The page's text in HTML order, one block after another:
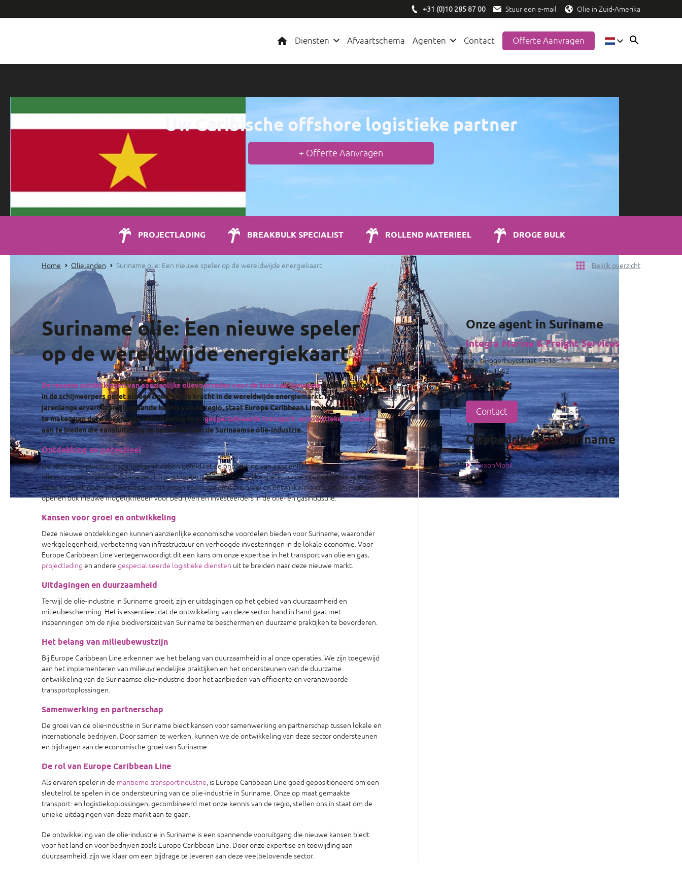
+31 (0)10 285 87 00 Stuur een e-mail Olie in Zuid-Amerika
HomeDiensten Afvaartschema Agenten Contact Offerte Aanvragen
Uw Caribische offshore logistieke partner
+ Offerte Aanvragen
PROJECTLADING BREAKBULK SPECIALIST ROLLEND MATERIEEL DROGE BULK
Home Olielanden Suriname olie: Een nieuwe speler op de wereldwijde energiekaart Bekijk overzicht
Suriname olie: Een nieuwe speler
op de wereldwijde energiekaart
De recente ontdekkingen van aanzienlijke olievoorraden voor de kust van Surinamehebben het land
in de schijnwerpers gezet als een opkomende kracht in de wereldwijde energiemarkt. Met onze
jarenlange ervaring en diepgaande kennis van de regio, staat Europe Caribbean Line klaar om deel uit
te maken van deze spannende ontwikkeling doorgespecialiseerde transport- en logistieke diensten
aan te bieden die aansluiten bij de behoeften van de Surinaamse olie-industrie.
Ontdekking en potentieel
De recente exploratie-inspanningen hebben geleid tot de ontdekking van aanzienlijke offshore
olievoorraden, waarmee Suriname zich positioneert als een belangrijke speler op de internationale oliemarkt.
Deze ontdekkingen bieden niet alleen kansen voor economische groei en ontwikkeling in Suriname, maar
openen ook nieuwe mogelijkheden voor bedrijven en investeerders in de olie- en gasindustrie.
Kansen voor groei en ontwikkeling
Deze nieuwe ontdekkingen kunnen aanzienlijke economische voordelen bieden voor Suriname, waaronder
werkgelegenheid, verbetering van infrastructuur en verhoogde investeringen in de lokale economie. Voor
Europe Caribbean Line vertegenwoordigt dit een kans om onze expertise in het transport van olie en gas,
projectlading en andere gespecialiseerde logistieke diensten uit te breiden naar deze nieuwe markt.
Uitdagingen en duurzaamheid
Terwijl de olie-industrie in Suriname groeit, zijn er uitdagingen op het gebied van duurzaamheid en
milieubescherming. Het is essentieel dat de ontwikkeling van deze sector hand in hand gaat met
inspanningen om de rijke biodiversiteit van Suriname te beschermen en duurzame praktijken te bevorderen.
Het belang van milieubewustzijn
Bij Europe Caribbean Line erkennen we het belang van duurzaamheid in al onze operaties. We zijn toegewijd
aan het implementeren van milieuvriendelijke praktijken en het ondersteunen van de duurzame
ontwikkeling van de Surinaamse olie-industrie door het aanbieden van efficiënte en verantwoorde
transportoplossingen.
Samenwerking en partnerschap
De groei van de olie-industrie in Suriname biedt kansen voor samenwerking en partnerschap tussen lokale en
internationale bedrijven. Door samen te werken, kunnen we de ontwikkeling van deze sector ondersteunen
en bijdragen aan de economische groei van Suriname.
De rol van Europe Caribbean Line
Als ervaren speler in de maritieme transportindustrie, is Europe Caribbean Line goed gepositioneerd om een
sleutelrol te spelen in de ondersteuning van de olie-industrie in Suriname. Onze op maat gemaakte
transport- en logistiekoplossingen, gecombineerd met onze kennis van de regio, stellen ons in staat om de
unieke uitdagingen van deze markt aan te gaan.
De ontwikkeling van de olie-industrie in Suriname is een spannende vooruitgang die nieuwe kansen biedt
voor het land en voor bedrijven zoals Europe Caribbean Line. Door onze expertise en toewijding aan
duurzaamheid, zijn we klaar om een bijdrage te leveren aan deze veelbelovende sector.
Onze agent in Suriname
Integra Marine & Freight Services
van 't Hogerhuysstraat 13-15
P.O. Box 1842
Paramaribo
Contact
Oliebedrijven in Suriname
ExxonMobil